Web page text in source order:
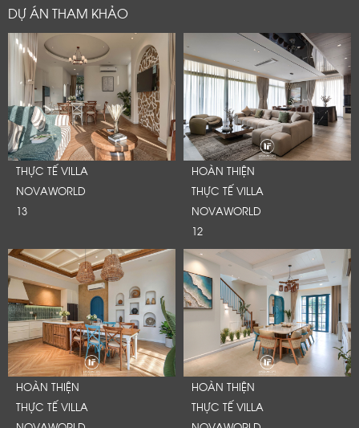
DỰ ÁN THAM KHẢO
THỰC TẾ VILLA
NOVAWORLD
13
HOÀN THIỆN
THỰC TẾ VILLA
NOVAWORLD
12
HOÀN THIỆN
THỰC TẾ VILLA
HOÀN THIỆN
THỰC TẾ VILLA